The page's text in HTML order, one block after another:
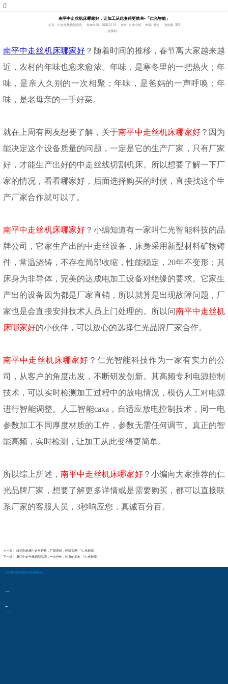
南平中走丝机床哪家好，让加工从此变得更简单-「仁光智能」
栏目：中走丝线切割资讯 发布时间：2020-01-10 作者: 仁光小胡 来源: 原创
浏览量: 353
分享到：
南平中走丝机床哪家好 ？随着时间的推移，春节离大家越来越
近，农村的年味也愈来愈浓。年味，是寒冬里的一把热火；年
味，是亲人久别的一次相聚；年味，是爸妈的一声呼唤；年
味，是老母亲的一手好菜。
就在上周有网友想要了解，关于南平中走丝机床哪家好 ？因为
能决定这个设备质量的问题，一定是它的生产厂家，只有厂家
好，才能生产出好的中走丝线切割机床。所以想要了解一下厂
家的情况，看看哪家好，后面选择购买的时候，直接找这个生
产厂家合作就可以了。
南平中走丝机床哪家好 ？小编知道有一家叫仁光智能科技的品
牌公司，它家生产出的中走丝设备，床身采用新型材料矿物铸
件，常温浇铸，不存在局部收缩，性能稳定， 20年不变形；其
床身为非导体，完美的达成电加工设备对绝缘的要求。它家生
产出的设备因为都是厂家直销，所以就算是出现故障问题，厂
家也是会直接安排技术人员上门处理的。所以问南平中走丝机
床哪家好的小伙伴，可以放心的选择仁光品牌厂家合作。
南平中走丝机床哪家好 ？仁光智能科技作为一家有实力的公
司，从客户的角度出发，不断研发创新。其高频专利电源控制
技术，可以实时检测加工过程中的放电情况，模仿人工对电源
进行智能调整。人工智能caxa，自适应放电控制技术，同一电
参数加工不同厚度材质的工件，参数无需任何调节。真正的智
能高频，实时检测，让加工从此变得更简单。
所以综上所述， 南平中走丝机床哪家好？小编向大家推荐的仁
光品牌厂家，想要了解更多详情或是需要购买，都可以直接联
系厂家的客服人员， 3秒响应您，真诚百分百。
上一篇： 线切割机床中走丝价格，厂家直销，经济实惠-「仁光智能」
下一篇： 厦门中走丝线切割品牌，一次合作，终身的朋友-「仁光智能」
2024欧洲杯网投的友情链接：